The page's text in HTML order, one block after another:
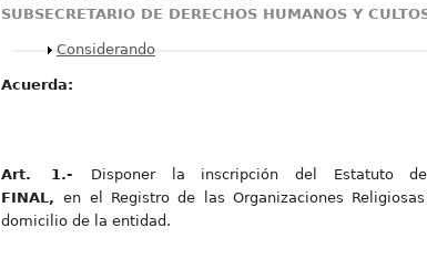
SUBSECRETARIO DE DERECHOS HUMANOS Y
Mostrar
Considerando
Acuerda:
Art. 1.- Disponer la inscripción del Estatuto
FINAL,en el Registro de las Organizaciones
domicilio de la entidad.